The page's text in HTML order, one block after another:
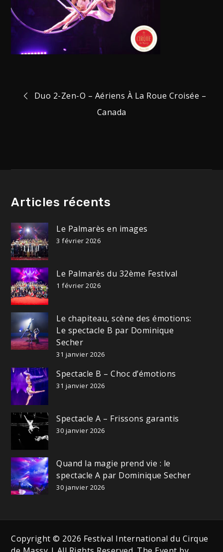
Navigation
Duo 2-Zen-O – Aériens À La Roue Croisée –
Canada
Articles récents
Le Palmarès en images
3 février 2026
Le Palmarès du 32ème Festival
1 février 2026
Le chapiteau, scène des émotions:
Le spectacle B par Dominique
Secher
31 janvier 2026
Spectacle B – Choc d’émotions
31 janvier 2026
Spectacle A – Frissons garantis
30 janvier 2026
Quand la magie prend vie : le
spectacle A par Dominique Secher
30 janvier 2026
Copyright © 2026 Festival International du Cirque